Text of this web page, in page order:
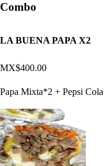
Combo
LA BUENA PAPA X2
MX$400.00
Papa Mixta*2 + Pepsi